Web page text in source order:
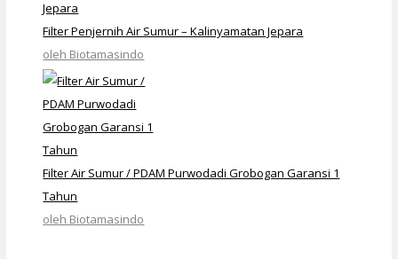
Filter Penjernih Air Sumur – Kalinyamatan Jepara
oleh Biotamasindo
Filter Air Sumur / PDAM Purwodadi Grobogan Garansi 1
Tahun
oleh Biotamasindo